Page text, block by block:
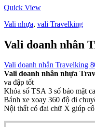
Quick View
Vali nhựa, vali Travelking
Vali doanh nhân
Vali doanh nhân Travelking
Vali doanh nhân nhựa
va đập tốt
Khóa số TSA 3 số bảo mật
Bánh xe xoay 360 độ di
Nội thất có đai chữ X giúp